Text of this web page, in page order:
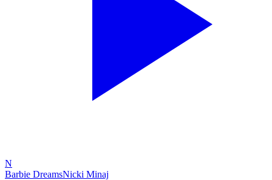
N
Barbie DreamsNicki Minaj